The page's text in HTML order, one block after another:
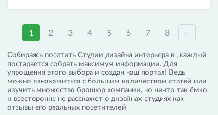
1 2 3 4 5 6 7 8 ►
Собираясь посетить Студии дизайна интерьера в , каждый
постарается собрать максимум информации. Для
упрощения этого выбора и создан наш портал! Ведь
можно ознакомиться с большим количеством статей или
изучить множество брошюр компании, но ничто так ёмко
и всесторонне не расскажет о дизайнах-студиях как
отзывы его реальных посетителей!